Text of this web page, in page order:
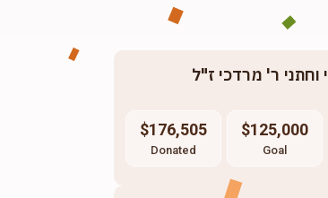
וחתני ר' מרדכי ז"ל
$176,505
Donated
$125,000
Goal